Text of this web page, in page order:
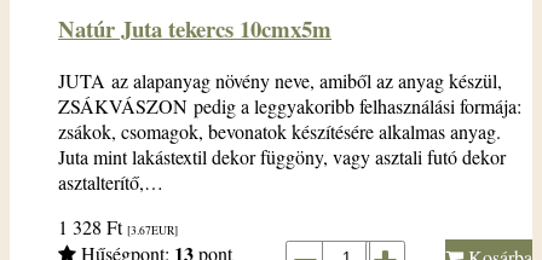
Natúr Juta tekercs 10cmx5m
JUTA az alapanyag növény neve, amiből az anyag készül,
ZSÁKVÁSZON pedig a leggyakoribb felhasználási formája:
zsákok, csomagok, bevonatok készítésére alkalmas anyag.
Juta mint lakástextil dekor függöny, vagy asztali futó dekor
asztalterítő,…
1 328 Ft [3.67EUR]
Hűségpont: 13pont